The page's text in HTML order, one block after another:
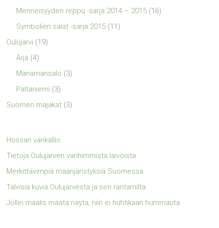
Menneisyyden reppu -sarja 2014 – 2015 (16)
Symbolien salat -sarja 2015 (11)
Oulujärvi (19)
Ärjä (4)
Manamansalo (3)
Paltaniemi (3)
Suomen majakat (3)
Hossan värikallio
Tietoja Oulujärven vanhimmista laivoista
Merkittävimpiä maanjäristyksiä Suomessa
Talvisia kuvia Oulujärvestä ja sen rantamilta
Jollei maalis maata näytä, niin ei huhtikaan hummauta